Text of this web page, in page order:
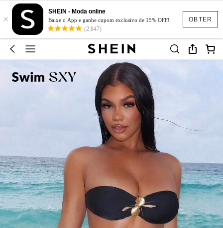
OBTER
×
SHEIN - Moda online
Baixe o App e ganhe cupom exclusivo de 15% OFF!
(2,847)